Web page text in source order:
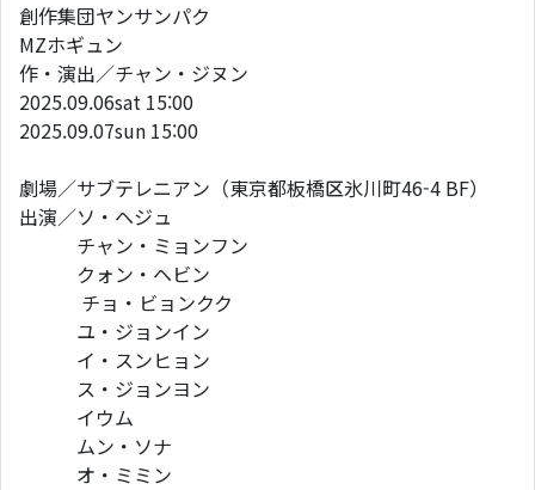
創作集団ヤンサンパク
MZホギュン
​作・演出／チャン・ジヌン
​2025.09.06sat 15:00
2025.09.07sun 15:00
劇場／サブテレニアン（東京都板橋区氷川町46-4 BF）
​出演／ソ・ヘジュ
チャン・ミョンフン
クォン・ヘビン
チョ・ビョンクク
ユ・ジョンイン
イ・スンヒョン
ス・ジョンヨン
イウム
ムン・ソナ
オ・ミミン